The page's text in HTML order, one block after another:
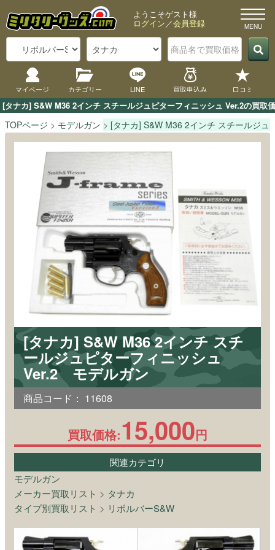
[タナカ] S&W M36 2インチ スチールジュピターフィニッシュ Ver.2の買
ようこそゲスト様
ログイン／会員登録
マイページ カテゴリー LINE 買取申込み 口コミ
TOPページ モデルガン [タナカ] S&W M36 2インチ スチールジュ
[タナカ] S&W M36 2インチ スチ
ールジュピターフィニッシュ
Ver.2 モデルガン
商品コード： 11608
買取価格:15,000円
関連カテゴリ
モデルガン
メーカー買取リスト > タナカ
タイプ別買取リスト > リボルバーS&W